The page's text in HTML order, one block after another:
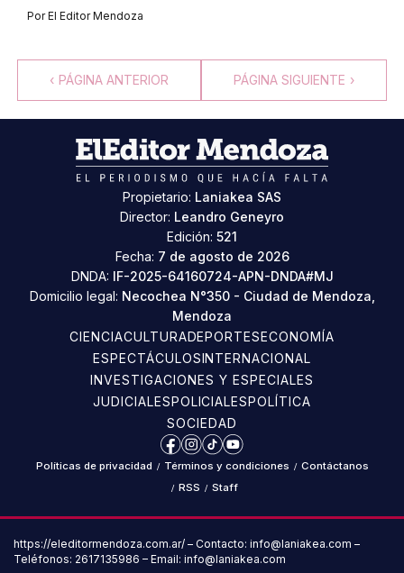
PorEl Editor Mendoza
‹ PÁGINA ANTERIOR PÁGINA SIGUIENTE ›
Propietario: Laniakea SAS
Director: Leandro Geneyro
Edición: 521
Fecha: 7 de agosto de 2026
DNDA: IF-2025-64160724-APN-DNDA#MJ
Domicilio legal: Necochea N°350 - Ciudad de Mendoza,
Mendoza
CIENCIACULTURADEPORTESECONOMÍA
ESPECTÁCULOSINTERNACIONAL
INVESTIGACIONES Y ESPECIALES
JUDICIALESPOLICIALESPOLÍTICA
SOCIEDAD
Facebook
Instagram
TikTokYouTube
Políticas de privacidad / Términos y condiciones / Contáctanos
/ RSS / Staff
https://eleditormendoza.com.ar/ – Contacto: info@laniakea.com –
Teléfonos: 2617135986 – Email: info@laniakea.com